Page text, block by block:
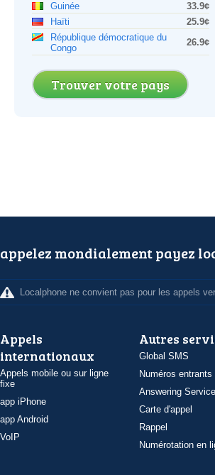
Guinée
33.9¢
Haïti
25.9¢
République démocratique du
Congo
26.9¢
Trouver votre pays
appelez mondialement payez
Localphone ne convient pas pour les appels
Appels
internationaux
Appels mobile ou sur ligne
fixe
app iPhone
app Android
VoIP
Autres
Global SMS
Numéros entrants
Answering Service
Carte d'appel
Rappel
Numérotation en